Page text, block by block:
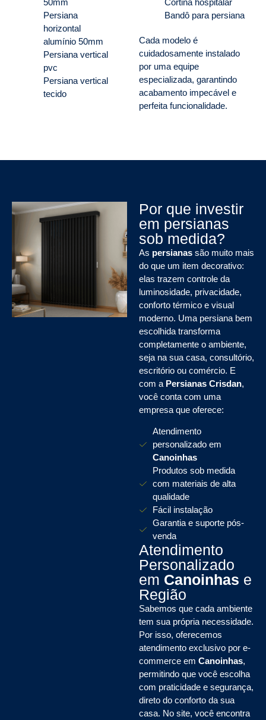
50mm
Persiana
horizontal
alumínio 50mm
Persiana vertical
pvc
Persiana vertical
tecido
Cortina hospitalar
Bandô para persiana
Cada modelo é
cuidadosamente instalado
por uma equipe
especializada, garantindo
acabamento impecável e
perfeita funcionalidade.
Por que investir
em persianas
sob medida?
As persianas são muito mais
do que um item decorativo:
elas trazem controle da
luminosidade, privacidade,
conforto térmico e visual
moderno. Uma persiana bem
escolhida transforma
completamente o ambiente,
seja na sua casa, consultório,
escritório ou comércio. E
com a Persianas Crisdan,
você conta com uma
empresa que oferece:
Atendimento
personalizado em
Canoinhas
Produtos sob medida
com materiais de alta
qualidade
Fácil instalação
Garantia e suporte pós-
venda
Atendimento
Personalizado
em Canoinhas e
Região
Sabemos que cada ambiente
tem sua própria necessidade.
Por isso, oferecemos
atendimento exclusivo por e-
commerce em Canoinhas,
permitindo que você escolha
com praticidade e segurança,
direto do conforto da sua
casa. No site, você encontra